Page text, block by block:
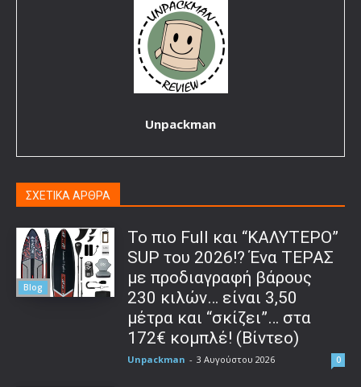
Unpackman
ΣΧΕΤΙΚΑ ΑΡΘΡΑ
Blog
To πιο Full και “ΚΑΛΥΤΕΡΟ”
SUP του 2026!? Ένα ΤΕΡΑΣ
με προδιαγραφή βάρους
230 κιλών… είναι 3,50
μέτρα και “σκίζει”… στα
172€ κομπλέ! (Βίντεο)
Unpackman - 3 Αυγούστου 2026 0